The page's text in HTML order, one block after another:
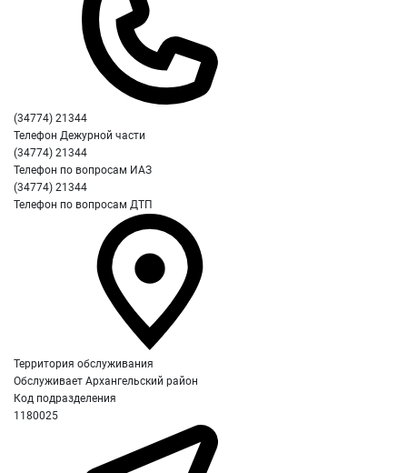
(34774) 21344
Телефон Дежурной части
(34774) 21344
Телефон по вопросам ИАЗ
(34774) 21344
Телефон по вопросам ДТП
Территория обслуживания
Обслуживает Архангельский район
Код подразделения
1180025